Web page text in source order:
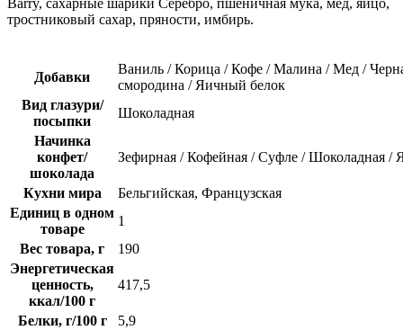
тростниковый сахар, пряности, имбирь.
Добавки
Ваниль / Корица / Кофе / Малина / Мед /
смородина / Яичный белок
Вид глазури/
посыпки
Шоколадная
Начинка
конфет/
шоколада
Зефирная / Кофейная / Суфле / Шоколадная /
Кухни мира
Бельгийская, Французская
Единиц в одном
товаре
1
Вес товара, г
190
Энергетическая
ценность,
ккал/100 г
417,5
Белки, г/100 г
5,9